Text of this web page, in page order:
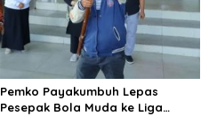
Pemko Payakumbuh Lepas
Pesepak Bola Muda ke Liga